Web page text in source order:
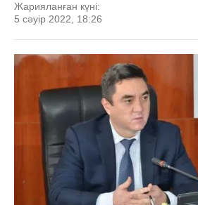
Жарияланған күні:
5 сәуір 2022, 18:26